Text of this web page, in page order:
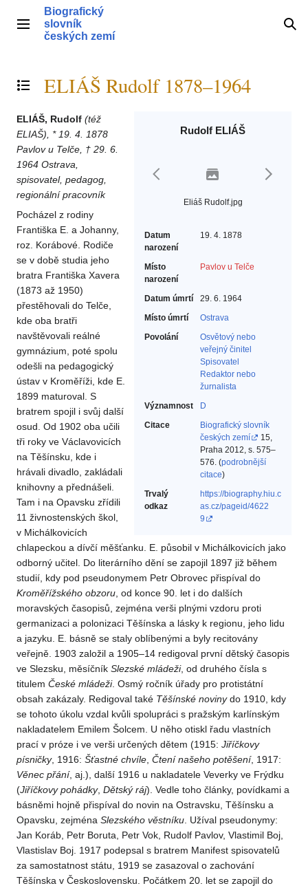
obsahHlavní menu
Biografický
slovník
českých zemí
Přepnout obsah
ELIÁŠ Rudolf 1878–1964
Rudolf ELIÁŠ
Eliáš Rudolf.jpg
Datum
narození
19. 4. 1878
Místo
narození
Pavlov u Telče
Datum úmrtí
29. 6. 1964
Místo úmrtí
Ostrava
Povolání
Osvětový nebo
veřejný činitel‎
Spisovatel‎
Redaktor nebo
žurnalista‎
Významnost
D
Citace
Biografický slovník
českých zemí
15,
Praha 2012, s. 575–
576. (podrobnější
citace)
Trvalý
odkaz
https://biography.hiu.c
as.cz/pageid/4622
9
ELIÁŠ, Rudolf (též
ELIAŠ), * 19. 4. 1878
Pavlov u Telče, † 29. 6.
1964 Ostrava,
spisovatel, pedagog,
regionální pracovník
Pocházel z rodiny
Františka E. a Johanny,
roz. Korábové. Rodiče
se v době studia jeho
bratra Františka Xavera
(1873 až 1950)
přestěhovali do Telče,
kde oba bratři
navštěvovali reálné
gymnázium, poté spolu
odešli na pedagogický
ústav v Kroměříži, kde E.
1899 maturoval. S
bratrem spojil i svůj další
osud. Od 1902 oba učili
tři roky ve Václavovicích
na Těšínsku, kde i
hrávali divadlo, zakládali
knihovny a přednášeli.
Tam i na Opavsku zřídili
11 živnostenských škol,
v Michálkovicích
chlapeckou a dívčí měšťanku. E. působil v Michálkovicích jako
odborný učitel. Do literárního dění se zapojil 1897 již během
studií, kdy pod pseudonymem Petr Obrovec přispíval do
Kroměřížského obzoru , od konce 90. let i do dalších
moravských časopisů, zejména verši plnými vzdoru proti
germanizaci a polonizaci Těšínska a lásky k regionu, jeho lidu
a jazyku. E. básně se staly oblíbenými a byly recitovány
veřejně. 1903 založil a 1905–14 redigoval první dětský časopis
ve Slezsku, měsíčník Slezské mládeži, od druhého čísla s
titulem České mládeži. Osmý ročník úřady pro protistátní
obsah zakázaly. Redigoval také Těšínské novinydo 1910, kdy
se tohoto úkolu vzdal kvůli spolupráci s pražským karlínským
nakladatelem Emilem Šolcem. U něho otiskl řadu vlastních
prací v próze i ve verši určených dětem (1915: Jiříčkovy
písničky, 1916: Šťastné chvíle Čtení našeho potěšení, 1917:
Věnec přání, aj.), další 1916 u nakladatele Veverky ve Frýdku
(Jiříčkovy pohádky, Dětský ráj). Vedle toho články, povídkami a
básněmi hojně přispíval do novin na Ostravsku, Těšínsku a
Opavsku, zejména Slezského věstníku . Užíval pseudonymy:
Jan Koráb, Petr Boruta, Petr Vok, Rudolf Pavlov, Vlastimil Boj,
Vlastislav Boj. 1917 podepsal s bratrem Manifest spisovatelů
za samostatnost státu, 1919 se zasazoval o zachování
Těšínska v Československu. Počátkem 20. let se zapojil do